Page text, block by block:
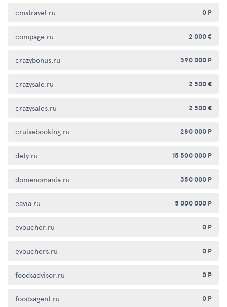
cmstravel.ru 0 Р
compage.ru 2 000 €
crazybonus.ru 390 000 Р
crazysale.ru 2 500 €
crazysales.ru 2 500 €
cruisebooking.ru 280 000 Р
dety.ru 15 500 000 Р
domenomania.ru 350 000 Р
eavia.ru 5 000 000 Р
evoucher.ru 0 Р
evouchers.ru 0 Р
foodsadvisor.ru 0 Р
foodsagent.ru 0 Р